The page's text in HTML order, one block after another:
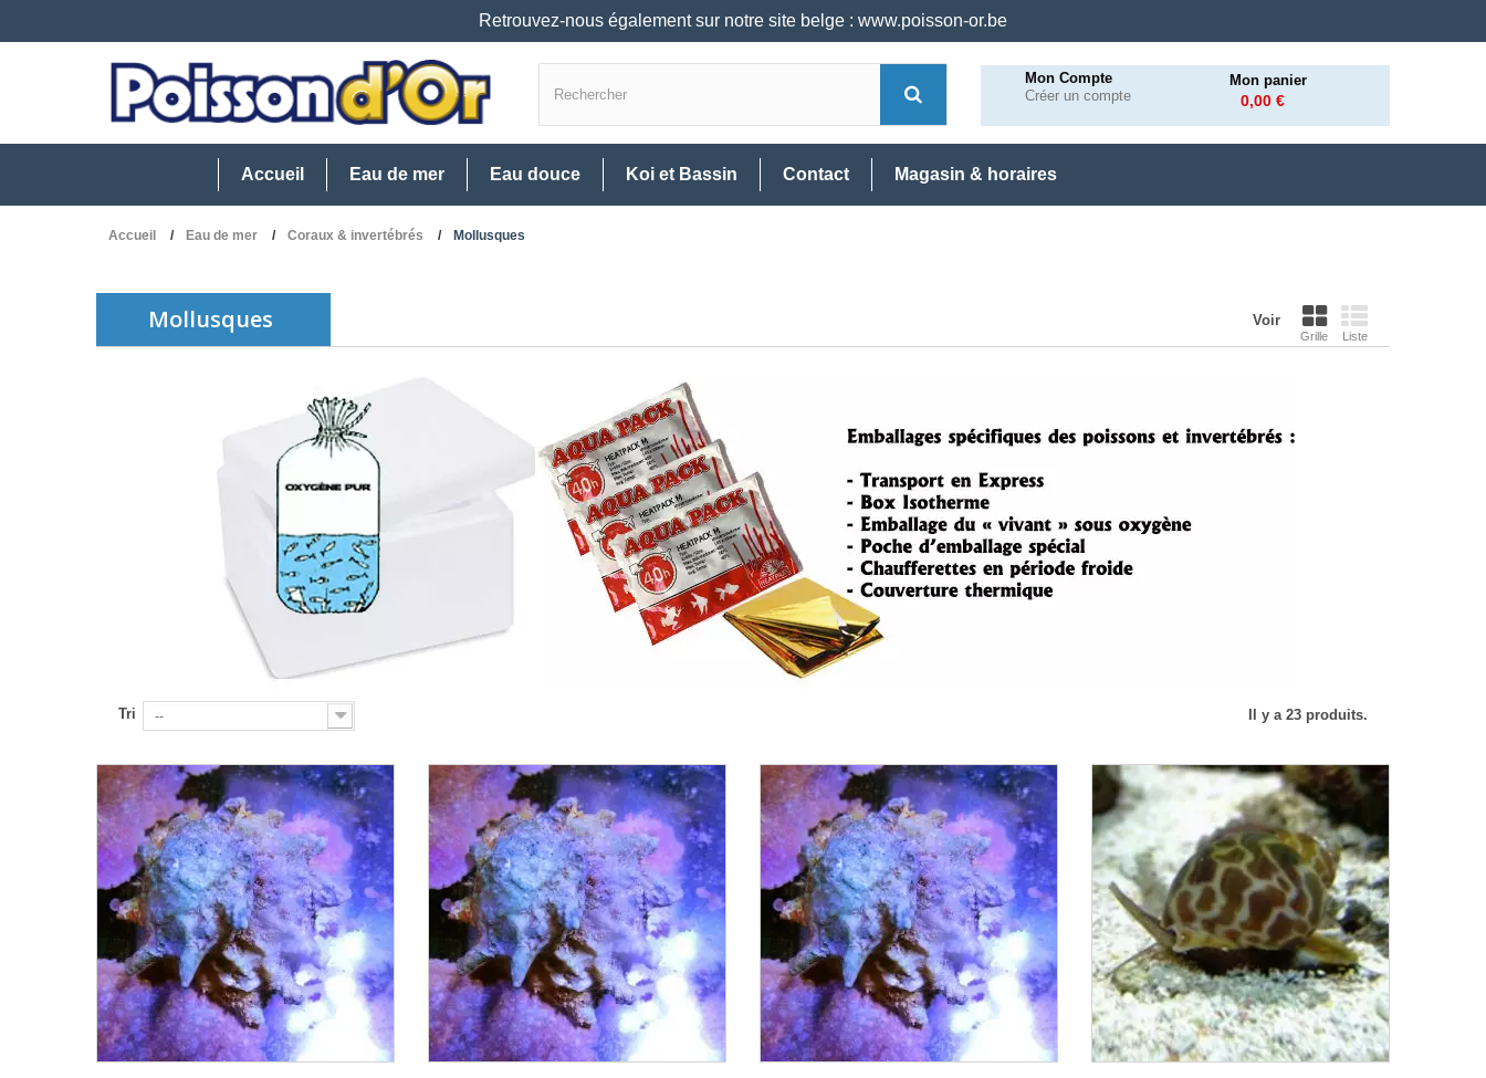
Retrouvez-nous également sur notre site belge : www.poisson-or.be
Mon Compte
Créer un compte
Mon panier
0,00 €
Accueil Eau de mer Eau douce Koi et Bassin Contact Magasin & horaires
Accueil Eau de mer Coraux & invertébrés Mollusques
Mollusques Voir
Grille Liste
Tri -- Il y a 23 produits.